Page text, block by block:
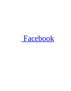
Facebook